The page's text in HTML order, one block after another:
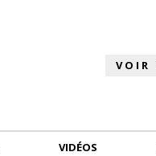
VIDÉOS